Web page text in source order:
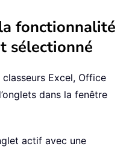
fonctionnalité
sélectionné
Excel, Office
dans la fenêtre
actif avec une